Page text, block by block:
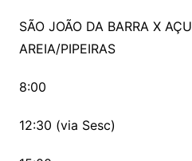
SÃO JOÃO DA BARRA X
AREIA/PIPEIRAS
8:00
12:30 (via Sesc)